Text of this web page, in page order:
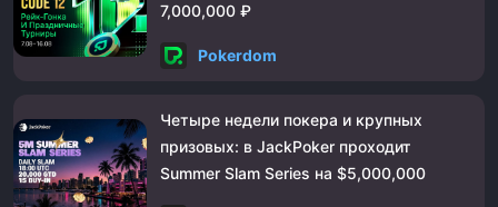
7,000,000 ₽
Pokerdom
Четыре недели покера и крупных
призовых: в JackPoker проходит
Summer Slam Series на $5,000,000